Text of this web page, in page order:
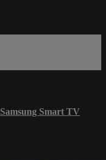
Samsung Smart TV